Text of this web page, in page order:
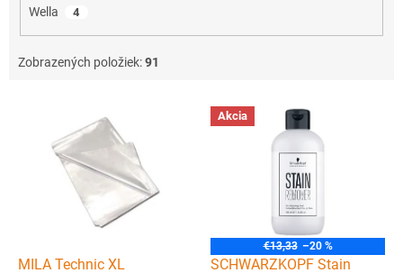
Wella 4
Zobrazených položiek:91
MILA Technic XL
Akcia
€13,33 –20 %
SCHWARZKOPF Stain